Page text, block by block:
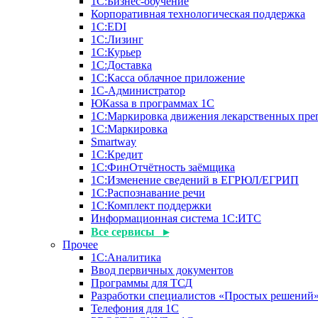
Корпоративная технологическая поддержка
1С:ЕDI
1С:Лизинг
1С:Курьер
1С:Доставка
1С:Касса облачное приложение
1С-Администратор
ЮКаssа в программах 1С
1С:Маркировка движения лекарственных
1С:Маркировка
Smartway
1С:Кредит
1С:ФинОтчётность заёмщика
1С:Изменение сведений в ЕГРЮЛ/ЕГРИП
1С:Распознавание речи
1С:Комплект поддержки
Информационная система 1С:ИТС
Все сервисы ▸
Прочее
1С:Аналитика
Ввод первичных документов
Программы для ТСД
Разработки специалистов «Простых решений»
Телефония для 1С